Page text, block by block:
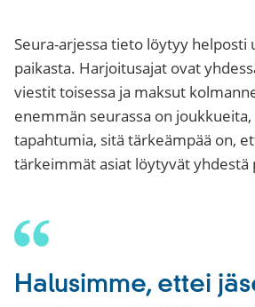
Seura-arjessa tieto löytyy helposti
paikasta. Harjoitusajat ovat
viestit toisessa ja maksut
enemmän seurassa on
tapahtumia, sitä tärkeämpää on,
tärkeimmät asiat löytyvät yhdestä
Halusimme, ettei